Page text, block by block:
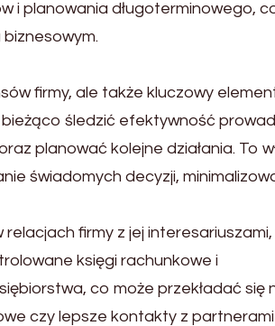
i planowania długoterminowego,
firmy, ale także kluczowy
bieżąco śledzić efektywność
planować kolejne działania. To
świadomych decyzji,
firmy z jej interesariuszami,
księgi rachunkowe i
co może przekładać się
czy lepsze kontakty z partnerami